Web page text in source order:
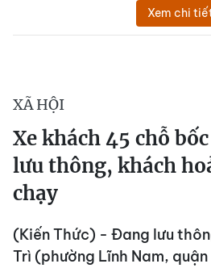
Xem chi
XÃ HỘI
Xe khách 45 chỗ
lưu thông, khách
chạy
(Kiến Thức) - Đang lưu
Trì (phường Lĩnh Nam,